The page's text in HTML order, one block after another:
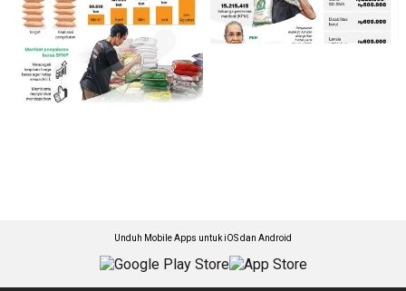
Unduh Mobile Apps untuk iOS dan Android